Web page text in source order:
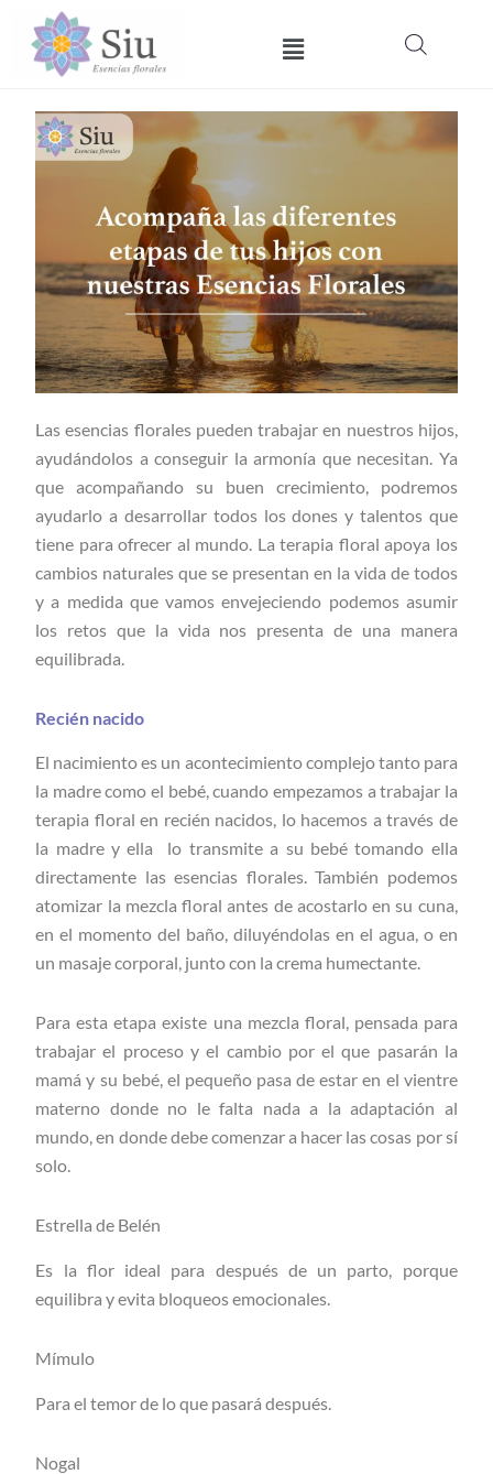
contenido
Menú
Las esencias florales pueden trabajar en nuestros hijos,
ayudándolos a conseguir la armonía que necesitan. Ya
que acompañando su buen crecimiento, podremos
ayudarlo a desarrollar todos los dones y talentos que
tiene para ofrecer al mundo. La terapia floral apoya los
cambios naturales que se presentan en la vida de todos
y a medida que vamos envejeciendo podemos asumir
los retos que la vida nos presenta de una manera
equilibrada.
Recién nacido
El nacimiento es un acontecimiento complejo tanto para
la madre como el bebé, cuando empezamos a trabajar la
terapia floral en recién nacidos, lo hacemos a través de
la madre y ella lo transmite a su bebé tomando ella
directamente las esencias florales. También podemos
atomizar la mezcla floral antes de acostarlo en su cuna,
en el momento del baño, diluyéndolas en el agua, o en
un masaje corporal, junto con la crema humectante.
Para esta etapa existe una mezcla floral, pensada para
trabajar el proceso y el cambio por el que pasarán la
mamá y su bebé, el pequeño pasa de estar en el vientre
materno donde no le falta nada a la adaptación al
mundo, en donde debe comenzar a hacer las cosas por sí
solo.
Estrella de Belén
Es la flor ideal para después de un parto, porque
equilibra y evita bloqueos emocionales.
Mímulo
Para el temor de lo que pasará después.
Nogal